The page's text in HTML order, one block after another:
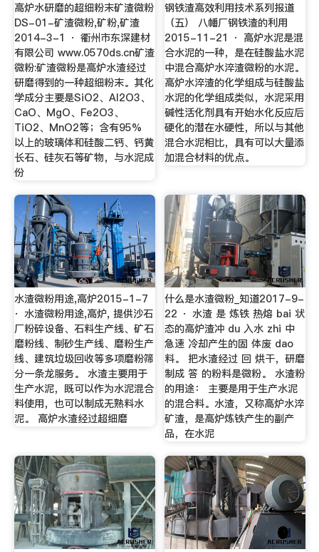
高炉水研磨的超细粉末矿渣微粉
DS-01-矿渣微粉,矿粉,矿渣
2014-3-1 · 衢州市东深建材
有限公司 www.0570ds.cn矿渣
微粉:矿渣微粉是高炉水渣经过
研磨得到的一种超细粉末。其化
学成分主要是SiO2、Al2O3、
CaO、MgO、Fe2O3、
TiO2、MnO2等；含有95%
以上的玻璃体和硅酸二钙、钙黄
长石、硅灰石等矿物，与水泥成
份
钢铁渣高效利用技术系列报道
（五） 八幡厂钢铁渣的利用
2015-11-21 · 高炉水泥是混
合水泥的一种，是在硅酸盐水泥
中混合高炉水淬渣微粉的水泥。
高炉水淬渣的化学组成与硅酸盐
水泥的化学组成类似，水泥采用
碱性活化剂具有开始水化反应后
硬化的潜在水硬性，所以与其他
混合水泥相比，具有可以大量添
加混合材料的优点。
水渣微粉用途,高炉2015-1-7
· 水渣微粉用途,高炉, 提供沙石
厂粉碎设备、石料生产线、矿石
磨粉线、制砂生产线、磨粉生产
线、建筑垃圾回收等多项磨粉筛
分一条龙服务。 水渣主要用于
生产水泥，既可以作为水泥混合
料使用，也可以制成无熟料水
泥。 高炉水渣经过超细磨
什么是水渣微粉_知道2017-9-
22 · 水渣 是 炼铁 热熔 bai 状
态的高炉渣冲 du 入水 zhi 中
急速 冷却产生的固 体废 dao
料。 把水渣经过 回 烘干，研磨
制成 答 的粉料是微粉。 水渣粉
的用途： 主要是用于生产水泥
的混合料。水渣，又称高炉水淬
矿渣，是高炉炼铁产生的副产
品，在水泥